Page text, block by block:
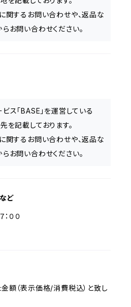
に関するお問い合わせや、返品な
らお問い合わせください。
ス「BASE」を運営している
記載しております。
に関するお問い合わせや、返品な
らお問い合わせください。
ど
：００
額（表示価格/消費税込）と致し